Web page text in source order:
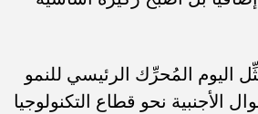
اليوم المُحرِّك الرئيسي للنمو
نحو قطاع التكنولوجيا